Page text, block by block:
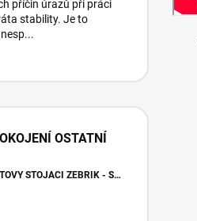
příčin úrazů při práci
stability. Je to
OSTATNÍ
717 SKLOLAMINÁTOVÝ STOJACÍ ŽEBŘÍK - SCHŮDKY 4 STUPNĚ